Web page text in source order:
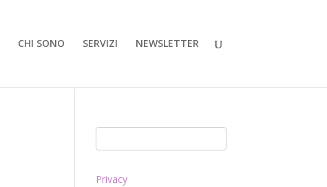
CHI SONO SERVIZI NEWSLETTER
Privacy